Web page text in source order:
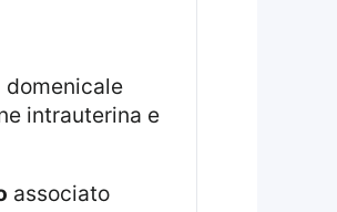
domenicale
intrauterina e
associato